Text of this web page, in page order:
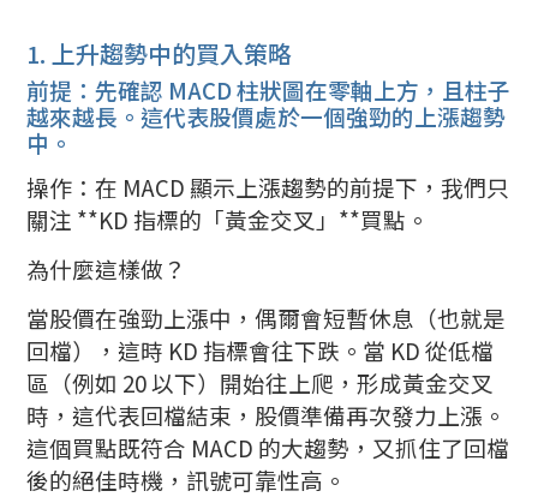
1. 上升趨勢中的買入策略
前提：先確認 MACD 柱狀圖在零軸上方，且柱子
越來越長。這代表股價處於一個強勁的上漲趨勢
中。
操作：在 MACD 顯示上漲趨勢的前提下，我們只
關注 **KD 指標的「黃金交叉」**買點。
為什麼這樣做？
當股價在強勁上漲中，偶爾會短暫休息（也就是
回檔），這時 KD 指標會往下跌。當 KD 從低檔
區（例如 20 以下）開始往上爬，形成黃金交叉
時，這代表回檔結束，股價準備再次發力上漲。
這個買點既符合 MACD 的大趨勢，又抓住了回檔
後的絕佳時機，訊號可靠性高。